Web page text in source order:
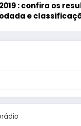
2019 : confira os
e